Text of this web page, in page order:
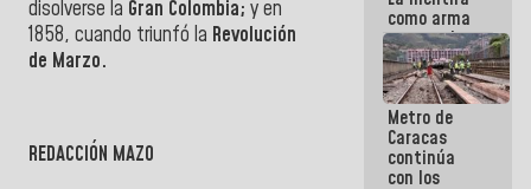
disolverse la Gran Colombia; y en
1858, cuando triunfó la Revolución
de Marzo.
REDACCIÓN MAZO
como arma
contra el
Pueblo
Metro de
Caracas
continúa
con los